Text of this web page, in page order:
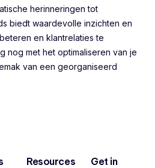
herinneringen tot
biedt waardevolle inzichten en
en klantrelaties te
nog met het optimaliseren van je
van een georganiseerd
Resources
Get in